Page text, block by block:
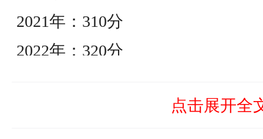
2021年：310分
2022年：320分
点击展开全